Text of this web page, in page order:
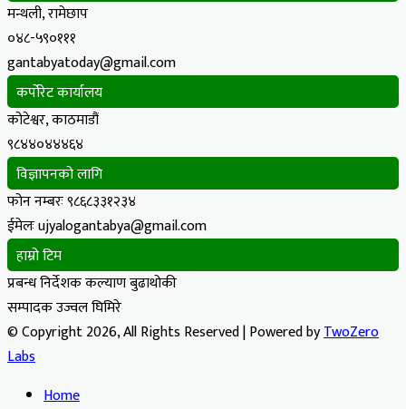
मन्थली, रामेछाप
०४८-५९०१११
gantabyatoday@gmail.com
कर्पोरेट कार्यालय
कोटेश्वर, काठमाडौं
९८४४०४४४६४
विज्ञापनको लागि
फोन नम्बरः ९८६८३३१२३४
ईमेलः ujyalogantabya@gmail.com
हाम्रो टिम
प्रबन्ध निर्देशक कल्याण बुढाथोकी
सम्पादक उज्वल घिमिरे
© Copyright 2026, All Rights Reserved | Powered byTwoZero
Labs
Home